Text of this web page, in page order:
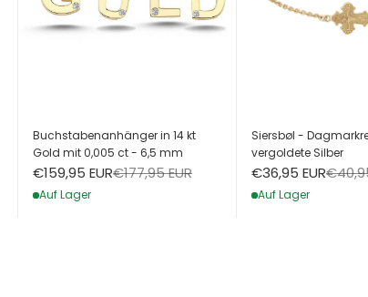
Buchstabenanhänger in 14 kt
Gold mit 0,005 ct - 6,5 mm
Angebot
€159,95 EURRegulärer Preis
€177,95 EUR
Auf Lager
Siersbøl -
vergoldete Silber
Angebot
€36,95 EUR
Auf Lager